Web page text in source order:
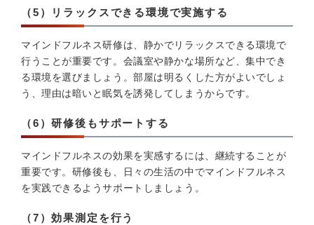
（5）リラックスできる環境で実施する
マインドフルネス研修は、静かでリラックスできる環境で
行うことが重要です。会議室や静かな場所など、集中でき
る環境を選びましょう。部屋は明るくした方がよいでしょ
う、理由は暗いと眠気を誘発してしまうからです。
（6）研修後もサポートする
マインドフルネスの効果を実感するには、継続することが
重要です。研修後も、日々の生活の中でマインドフルネス
を実践できるようサポートしましょう。
（7）効果測定を行う